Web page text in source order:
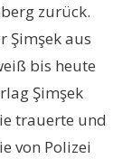
zurück.
Şimşek aus
bis heute
Şimşek
trauerte und
von Polizei